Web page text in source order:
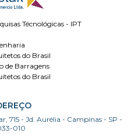
Técnológicas - IPT
do Brasil
de Barragens
do Brasil
715 - Jd. Aurélia - Campinas - SP -
010